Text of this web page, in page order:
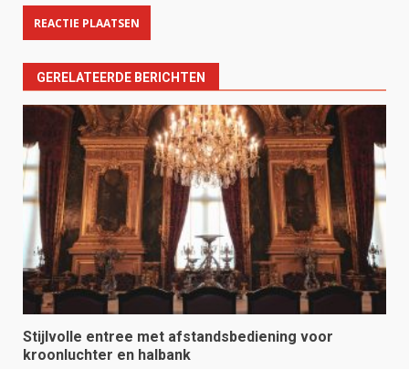
GERELATEERDE BERICHTEN
Stijlvolle entree met afstandsbediening voor
kroonluchter en halbank